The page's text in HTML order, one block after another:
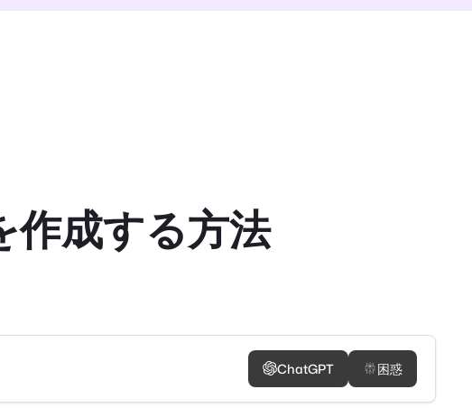
成する方法
ChatGPT 困惑